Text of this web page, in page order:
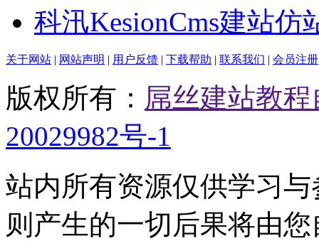
科汛KesionCms建站仿
关于网站 | 网站声明 | 用户反馈 | 下载帮助 | 联系我们 | 会员注册
版权所有： 屌丝建站教
20029982号-1
站内所有资源仅供学习
则产生的一切后果将由